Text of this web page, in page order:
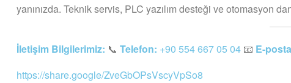
yanınızda. Teknik servis, PLC yazılım desteği ve otomasyon
İletişim Bilgilerimiz: 📞 Telefon: +90 554 667 05 04 📧 E-
https://share.google/ZveGbOPsVscyVpSo8